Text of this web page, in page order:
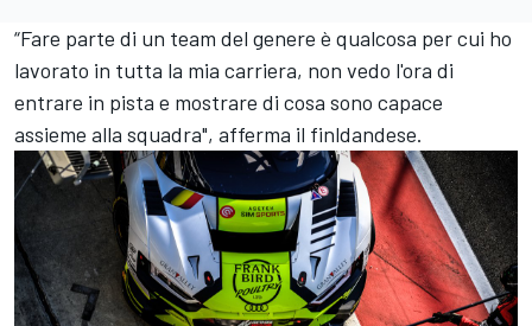
“Fare parte di un team del genere è qualcosa per cui ho
lavorato in tutta la mia carriera, non vedo l'ora di
entrare in pista e mostrare di cosa sono capace
assieme alla squadra", afferma il finldandese.